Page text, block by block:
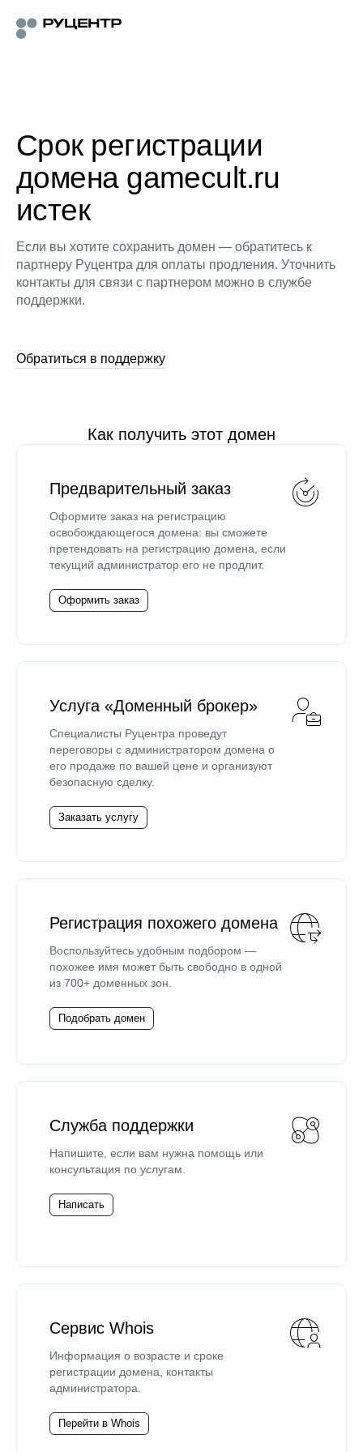
Срок регистрации
домена gamecult.ru
истек
Если вы хотите сохранить домен — обратитесь к
партнеру Руцентра для оплаты продления. Уточнить
контакты для связи с партнером можно в службе
поддержки.
Обратиться в поддержку
Как получить этот домен
Предварительный заказ
Оформите заказ на регистрацию
освобождающегося домена: вы сможете
претендовать на регистрацию домена, если
текущий администратор его не продлит.
Оформить заказ
Услуга «Доменный брокер»
Специалисты Руцентра проведут
переговоры с администратором домена о
его продаже по вашей цене и организуют
безопасную сделку.
Заказать услугу
Регистрация похожего домена
Воспользуйтесь удобным подбором —
похожее имя может быть свободно в одной
из 700+ доменных зон.
Подобрать домен
Служба поддержки
Напишите, если вам нужна помощь или
консультация по услугам.
Написать
Сервис Whois
Информация о возрасте и сроке
регистрации домена, контакты
администратора.
Перейти в Whois